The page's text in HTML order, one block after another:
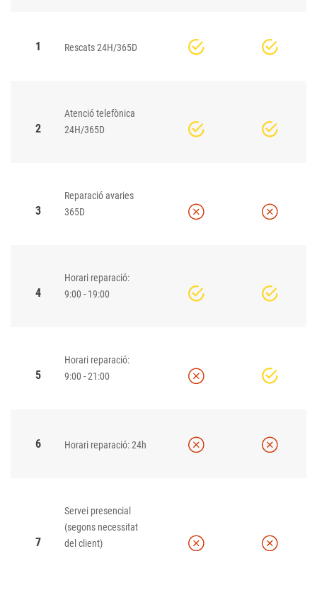
1 Rescats 24H/365D
2
Atenció telefònica
24H/365D
3
Reparació avaries
365D
4
Horari reparació:
9:00 - 19:00
5
Horari reparació:
9:00 - 21:00
6 Horari reparació: 24h
7
Servei presencial
(segons necessitat
del client)